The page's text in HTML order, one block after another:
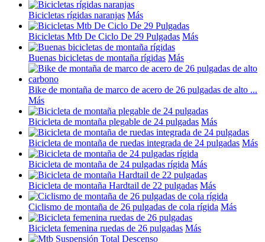
Bicicletas rígidas naranjas Más
Bicicletas Mtb De Ciclo De 29 Pulgadas Más
Buenas bicicletas de montaña rígidas Más
Bike de montaña de marco de acero de 26 pulgadas de alto ...
Más
Bicicleta de montaña plegable de 24 pulgadas Más
Bicicleta de montaña de ruedas integrada de 24 pulgadas Más
Bicicleta de montaña de 24 pulgadas rígida Más
Bicicleta de montaña Hardtail de 22 pulgadas Más
Ciclismo de montaña de 26 pulgadas de cola rígida Más
Bicicleta femenina ruedas de 26 pulgadas Más